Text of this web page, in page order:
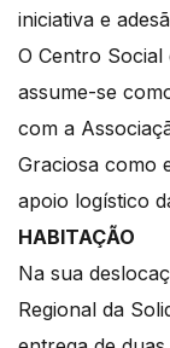
iniciativa e
O Centro
assume-se
com a
Graciosa como
apoio logístico
HABITAÇÃO
Na sua
Regional da